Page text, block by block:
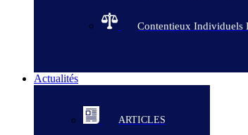
Contentieux Individuels
Actualités
ARTICLES